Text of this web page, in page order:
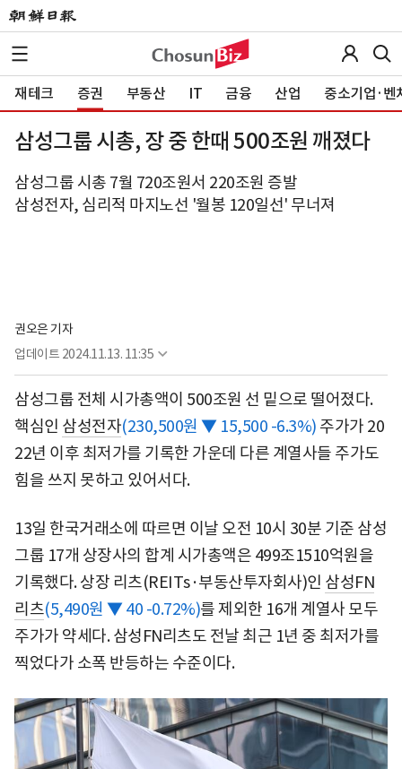
재테크 증권 부동산 IT 금융 산업 중소기업·벤
삼성그룹 시총, 장 중 한때 500조원 깨졌다
삼성그룹 시총 7월 720조원서 220조원 증발
삼성전자, 심리적 마지노선 '월봉 120일선' 무너져
권오은 기자
업데이트 2024.11.13. 11:35
삼성그룹 전체 시가총액이 500조원 선 밑으로 떨어졌다.
핵심인 삼성전자(230,500원 ▼ 15,500 -6.3%) 주가가 20
22년 이후 최저가를 기록한 가운데 다른 계열사들 주가도
힘을 쓰지 못하고 있어서다.
13일 한국거래소에 따르면 이날 오전 10시 30분 기준 삼성
그룹 17개 상장사의 합계 시가총액은 499조1510억원을
기록했다. 상장 리츠(REITs·부동산투자회사)인 삼성FN
리츠(5,490원 ▼ 40 -0.72%)를 제외한 16개 계열사 모두
주가가 약세다. 삼성FN리츠도 전날 최근 1년 중 최저가를
찍었다가 소폭 반등하는 수준이다.